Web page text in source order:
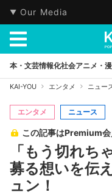
Our Media
本・文芸情報化社会アニメ・
KAI-YOU エンタメ ニュー
エンタメ ニュース
この記事はPremium
「もう切れち
募る想いを伝
ュン！